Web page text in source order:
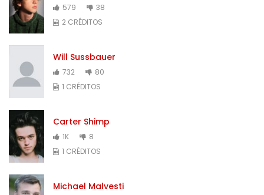
579
38
2 CRÉDITOS
Will Sussbauer
732
80
1 CRÉDITOS
Carter Shimp
1K
8
1 CRÉDITOS
Michael Malvesti